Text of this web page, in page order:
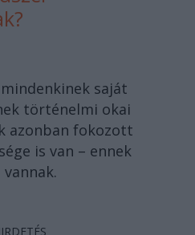
saját
történelmi okai
azonban fokozott
is van – ennek